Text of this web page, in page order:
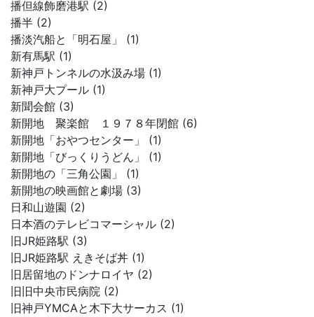
播但線飾磨港駅 (2)
播半 (2)
播淡汽船と「明石屋」 (1)
新有馬駅 (1)
新神戸トンネルの水汲み場 (1)
新神戸大プール (1)
新聞会館 (3)
新開地 聚楽館 １９７８年閉館 (6)
新開地「おやつセンター」 (1)
新開地「びっくりうどん」 (1)
新開地の「三角公園」 (1)
新開地の映画館と劇場 (3)
日和山遊園 (2)
日本酒のテレビコマーシャル (2)
旧JR姫路駅 (3)
旧JR姫路駅 えきそば丼 (1)
旧居留地のドンナロイヤ (2)
旧旧中央市民病院 (2)
旧神戸YMCAと木下大サーカス (1)